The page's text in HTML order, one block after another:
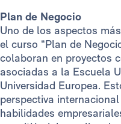
Plan de Negocio
Uno de los aspectos
el curso “Plan de
colaboran en proyectos
asociadas a la Escuela
Universidad Europea.
perspectiva
habilidades